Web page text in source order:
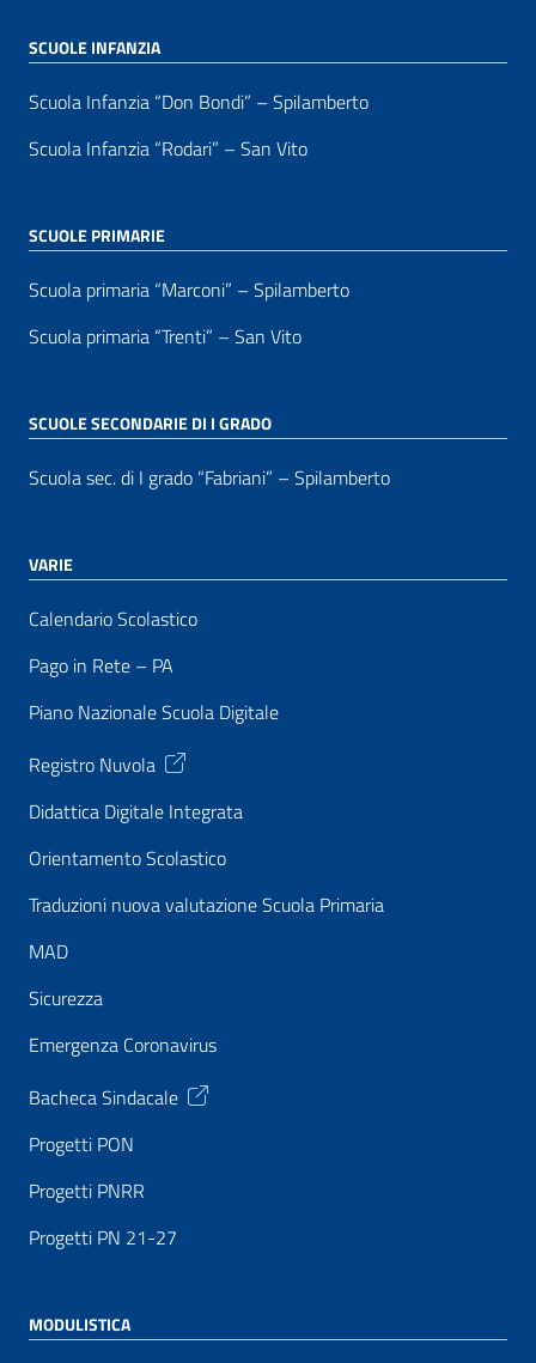
SCUOLE INFANZIA
Scuola Infanzia “Don Bondi” – Spilamberto
Scuola Infanzia “Rodari” – San Vito
SCUOLE PRIMARIE
Scuola primaria “Marconi” – Spilamberto
Scuola primaria “Trenti” – San Vito
SCUOLE SECONDARIE DI I GRADO
Scuola sec. di I grado “Fabriani” – Spilamberto
VARIE
Calendario Scolastico
Pago in Rete – PA
Piano Nazionale Scuola Digitale
Registro Nuvola
Didattica Digitale Integrata
Orientamento Scolastico
Traduzioni nuova valutazione Scuola Primaria
MAD
Sicurezza
Emergenza Coronavirus
Bacheca Sindacale
Progetti PON
Progetti PNRR
Progetti PN 21-27
MODULISTICA